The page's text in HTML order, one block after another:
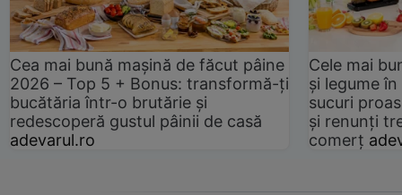
Cea mai bună mașină de făcut pâine
2026 – Top 5 + Bonus: transformă-ți
bucătăria într-o brutărie și
redescoperă gustul pâinii de casă
adevarul.ro
Cele mai
și legume
sucuri
și renunți
comerț